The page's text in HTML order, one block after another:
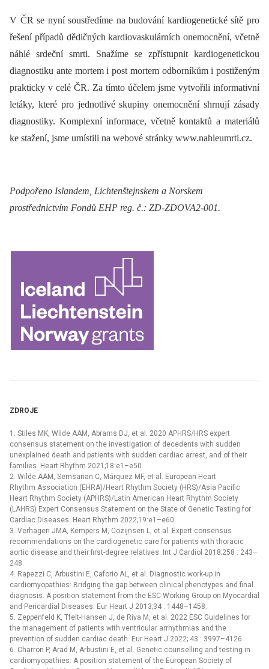
V ČR se nyní soustředíme na budování kardiogenetické sítě pro
řešení případů dědičných kardiovaskulárních onemocnění, včetně
náhlé srdeční smrti. Snažíme se zpřístupnit kardiogenetickou
diagnostiku ante mortem i post mortem odborníkům i postiženým
prakticky v celé ČR. Za tímto účelem jsme vytvořili informativní
letáky, které pro jednotlivé skupiny onemocnění shrnují zásady
diagnostiky. Komplexní informace, včetně kontaktů a materiálů
ke stažení, jsme umístili na webové stránky www.nahleumrti.cz.
Podpořeno Islandem, Lichtenštejnskem a Norskem
prostřednictvím Fondů EHP reg. č.: ZD-ZDOVA2-001.
ZDROJE
1. Stiles MK, Wilde AAM, Abrams DJ, et al. 2020 APHRS/HRS expert
consensus statement on the investigation of decedents with sudden
unexplained death and patients with sudden cardiac arrest, and of their
families. Heart Rhythm 2021;18:e1–e50.
2. Wilde AAM, Semsarian C, Márquez MF, et al. European Heart
Rhythm Association (EHRA)/Heart Rhythm Society (HRS)/Asia Pacific
Heart Rhythm Society (APHRS)/Latin American Heart Rhythm Society
(LAHRS) Expert Consensus Statement on the State of Genetic Testing for
Cardiac Diseases. Heart Rhythm 2022;19:e1–e60.
3. Verhagen JMA, Kempers M, Cozijnsen L, et al. Expert consensus
recommendations on the cardiogenetic care for patients with thoracic
aortic disease and their first-degree relatives. Int J Cardiol 2018;258 : 243–
248.
4. Rapezzi C, Arbustini E, Caforio AL, et al. Diagnostic work-up in
cardiomyopathies: Bridging the gap between clinical phenotypes and final
diagnosis. A position statement from the ESC Working Group on Myocardial
and Pericardial Diseases. Eur Heart J 2013;34 : 1448–1458.
5. Zeppenfeld K, Tfelt-Hansen J, de Riva M, et al. 2022 ESC Guidelines for
the management of patients with ventricular arrhythmias and the
prevention of sudden cardiac death. Eur Heart J 2022; 43 : 3997–4126.
6. Charron P, Arad M, Arbustini E, et al. Genetic counselling and testing in
cardiomyopathies: A position statement of the European Society of